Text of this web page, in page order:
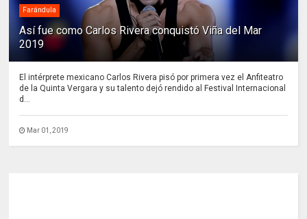
Farándula
Así fue como Carlos Rivera conquistó Viña del Mar
2019
El intérprete mexicano Carlos Rivera pisó por primera vez el Anfiteatro
de la Quinta Vergara y su talento dejó rendido al Festival Internacional
d...
Mar 01, 2019